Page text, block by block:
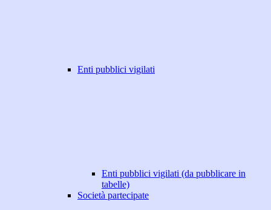
Enti pubblici vigilati
Enti pubblici vigilati (da pubblicare in
tabelle)
Società partecipate